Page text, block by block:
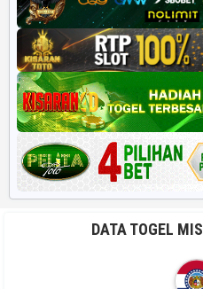
DATA TOGEL